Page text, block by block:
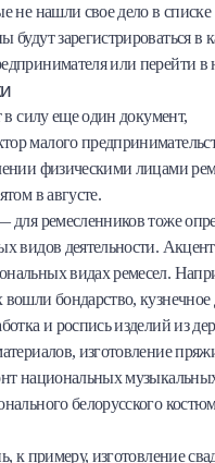
не нашли свое дело в списке
зарегистрироваться в
или перейти в
в силу еще один документ,
малого
физическими лицами
в августе.
для ремесленников тоже
видов деятельности.
видах ремесел.
бондарство, кузнечное
и роспись изделий из
изготовление
национальных
белорусского
к примеру, изготовление